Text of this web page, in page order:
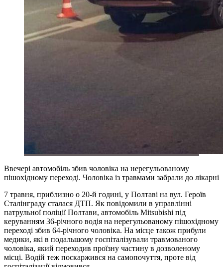
Ввечері автомобіль збив чоловіка на нерегульованому
пішохідному переході. Чоловіка із травмами забрали до лікарні
7 травня, приблизно о 20-й годині, у Полтаві на вул. Героїв
Сталінграду сталася ДТП. Як повідомили в управлінні
патрульної поліції Полтави, автомобіль Mitsubishi під
керуванням 36-річного водія на нерегульованому пішохідному
переході збив 64-річного чоловіка. На місце також прибули
медики, які в подальшому госпіталізували травмованого
чоловіка, який переходив проїзну частину в дозволеному
місці. Водій теж поскаржився на самопочуття, проте від